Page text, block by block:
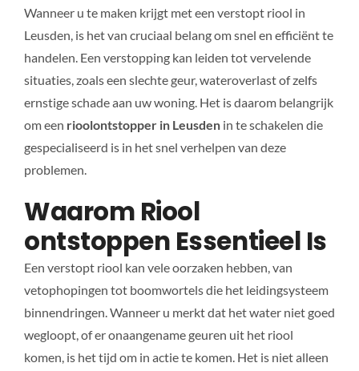
Wanneer u te maken krijgt met een verstopt riool in
Leusden, is het van cruciaal belang om snel en efficiënt te
handelen. Een verstopping kan leiden tot vervelende
situaties, zoals een slechte geur, wateroverlast of zelfs
ernstige schade aan uw woning. Het is daarom belangrijk
om een rioolontstopper in Leusdenin te schakelen die
gespecialiseerd is in het snel verhelpen van deze
problemen.
Waarom Riool
ontstoppen Essentieel Is
Een verstopt riool kan vele oorzaken hebben, van
vetophopingen tot boomwortels die het leidingsysteem
binnendringen. Wanneer u merkt dat het water niet goed
wegloopt, of er onaangename geuren uit het riool
komen, is het tijd om in actie te komen. Het is niet alleen